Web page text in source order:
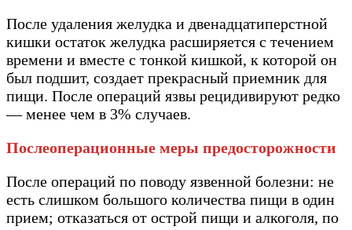
После удаления желудка и двенадцатиперстной
кишки остаток желудка расширяется с течением
времени и вместе с тонкой кишкой, к которой он
был подшит, создает прекрасный приемник для
пищи. После операций язвы рецидивируют редко
— менее чем в 3% случаев.
Послеоперационные меры предосторожности
После операций по поводу язвенной болезни: не
есть слишком большого количества пищи в один
прием; отказаться от острой пищи и алкоголя, по